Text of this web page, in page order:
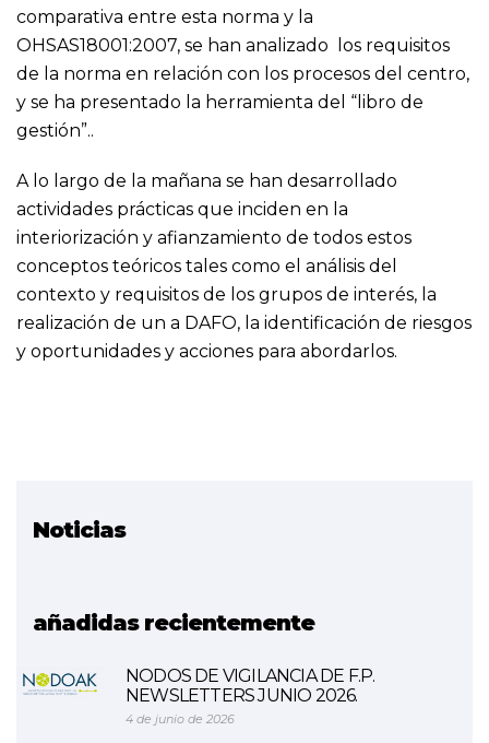
comparativa entre esta norma y la
OHSAS18001:2007, se han analizado los requisitos
de la norma en relación con los procesos del centro,
y se ha presentado la herramienta del “libro de
gestión”..
A lo largo de la mañana se han desarrollado
actividades prácticas que inciden en la
interiorización y afianzamiento de todos estos
conceptos teóricos tales como el análisis del
contexto y requisitos de los grupos de interés, la
realización de un a DAFO, la identificación de riesgos
y oportunidades y acciones para abordarlos.
Noticias
añadidas recientemente
NODOS DE VIGILANCIA DE F.P.
NEWSLETTERS JUNIO 2026.
4 de junio de 2026